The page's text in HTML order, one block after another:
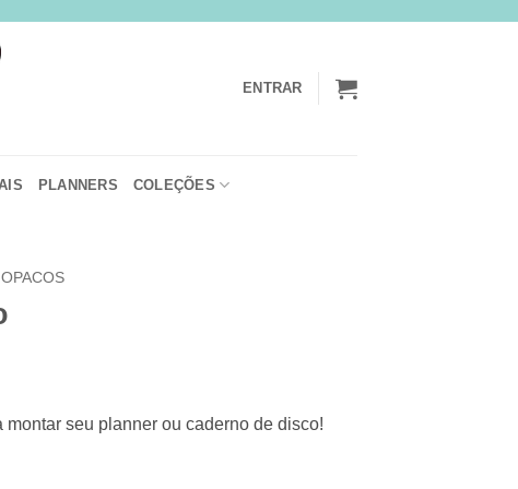
ENTRAR
PLANNERS COLEÇÕES
OPACOS
montar seu planner ou caderno de disco!